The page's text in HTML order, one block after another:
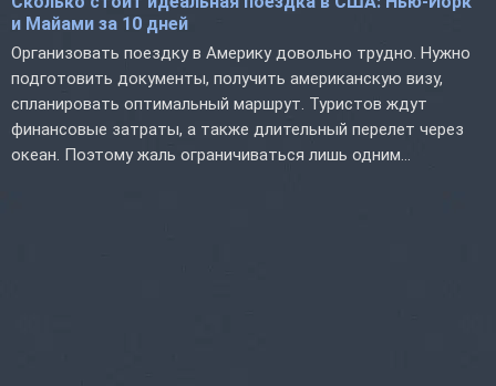
и Майами за 10 дней
Организовать поездку в Америку довольно трудно. Нужно
подготовить документы, получить американскую визу,
спланировать оптимальный маршрут. Туристов ждут
финансовые затраты, а также длительный перелет через
океан. Поэтому жаль ограничиваться лишь одним...